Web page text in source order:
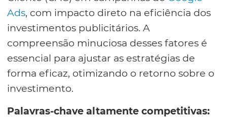
Ads, com impacto direto na eficiência dos
investimentos publicitários. A
compreensão minuciosa desses fatores é
essencial para ajustar as estratégias de
forma eficaz, otimizando o retorno sobre o
investimento.
Palavras-chave altamente competitivas: